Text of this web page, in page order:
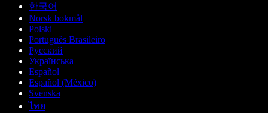
한국어
Norsk bokmål
Polski
Português Brasileiro
Русский
Українська
Español
Español (México)
Svenska
ไทย